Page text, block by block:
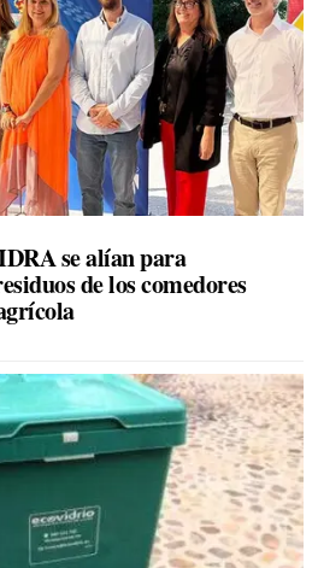
se alían para
de los comedores